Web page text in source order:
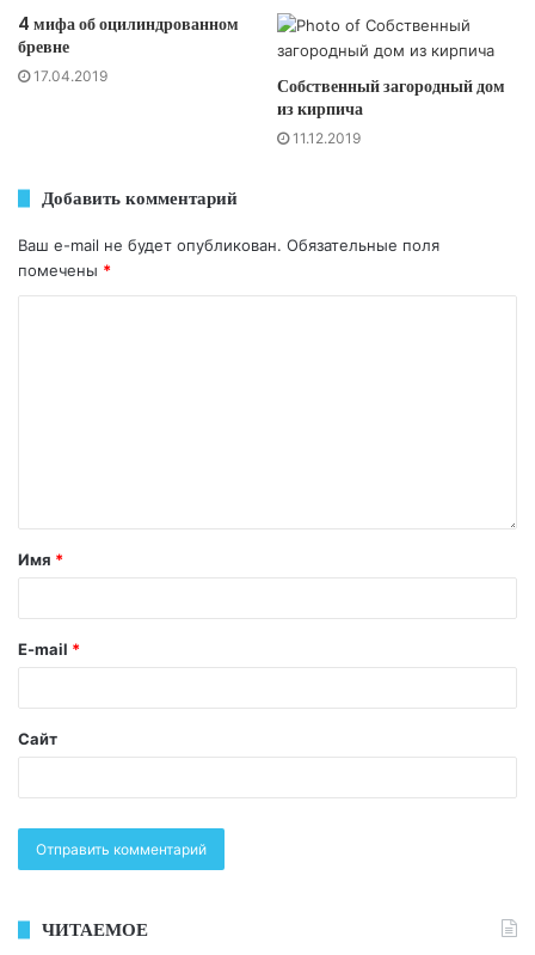
4 мифа об оцилиндрованном
бревне
17.04.2019
Собственный загородный дом
из кирпича
11.12.2019
Добавить комментарий
Ваш e-mail не будет опубликован. Обязательные поля
помечены *
Имя *
E-mail *
Сайт
ЧИТАЕМОЕ